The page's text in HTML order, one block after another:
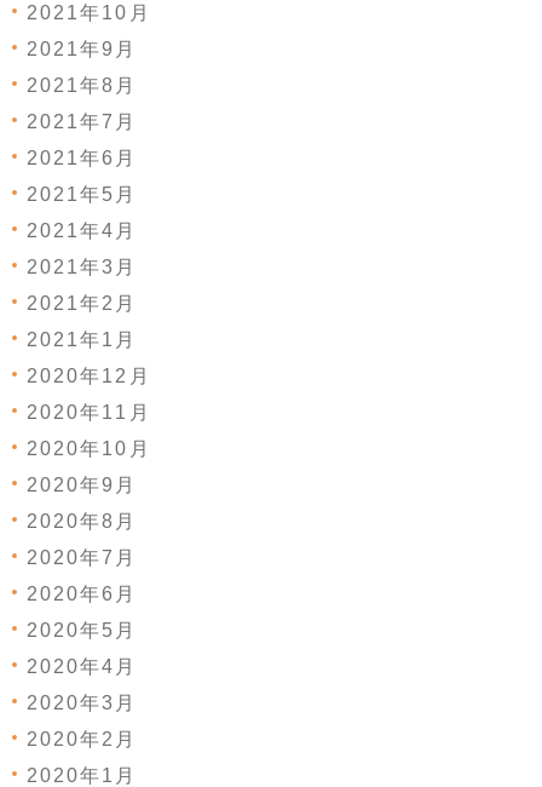
2021年10月
2021年9月
2021年8月
2021年7月
2021年6月
2021年5月
2021年4月
2021年3月
2021年2月
2021年1月
2020年12月
2020年11月
2020年10月
2020年9月
2020年8月
2020年7月
2020年6月
2020年5月
2020年4月
2020年3月
2020年2月
2020年1月